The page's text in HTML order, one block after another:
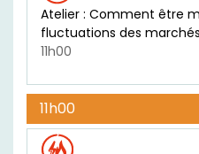
Atelier : Comment être
fluctuations des
11h00
11h00